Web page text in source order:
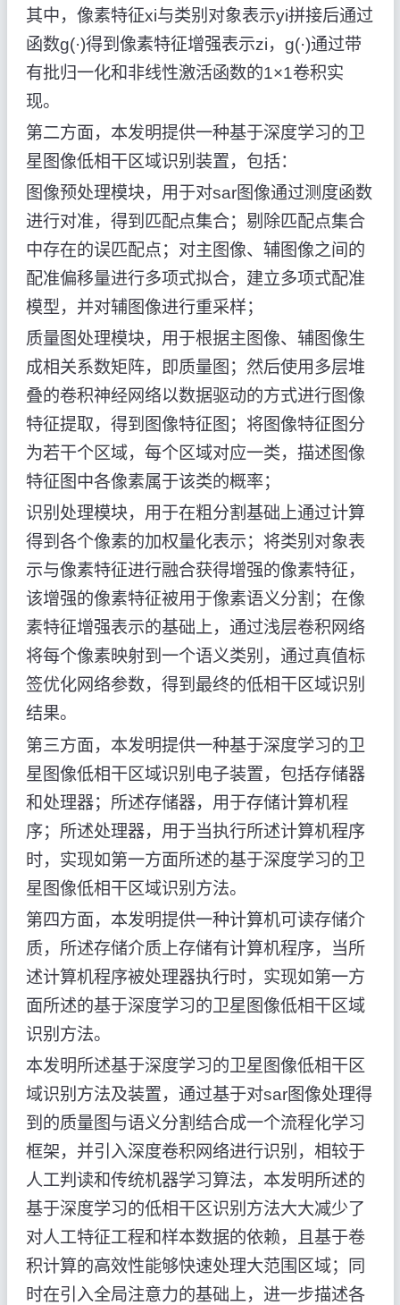
其中，像素特征xi与类别对象表示yi拼接后通过
函数g(·)得到像素特征增强表示zi，g(·)通过带
有批归一化和非线性激活函数的1×1卷积实
现。
第二方面，本发明提供一种基于深度学习的卫
星图像低相干区域识别装置，包括：
图像预处理模块，用于对sar图像通过测度函数
进行对准，得到匹配点集合；剔除匹配点集合
中存在的误匹配点；对主图像、辅图像之间的
配准偏移量进行多项式拟合，建立多项式配准
模型，并对辅图像进行重采样；
质量图处理模块，用于根据主图像、辅图像生
成相关系数矩阵，即质量图；然后使用多层堆
叠的卷积神经网络以数据驱动的方式进行图像
特征提取，得到图像特征图；将图像特征图分
为若干个区域，每个区域对应一类，描述图像
特征图中各像素属于该类的概率；
识别处理模块，用于在粗分割基础上通过计算
得到各个像素的加权量化表示；将类别对象表
示与像素特征进行融合获得增强的像素特征，
该增强的像素特征被用于像素语义分割；在像
素特征增强表示的基础上，通过浅层卷积网络
将每个像素映射到一个语义类别，通过真值标
签优化网络参数，得到最终的低相干区域识别
结果。
第三方面，本发明提供一种基于深度学习的卫
星图像低相干区域识别电子装置，包括存储器
和处理器；所述存储器，用于存储计算机程
序；所述处理器，用于当执行所述计算机程序
时，实现如第一方面所述的基于深度学习的卫
星图像低相干区域识别方法。
第四方面，本发明提供一种计算机可读存储介
质，所述存储介质上存储有计算机程序，当所
述计算机程序被处理器执行时，实现如第一方
面所述的基于深度学习的卫星图像低相干区域
识别方法。
本发明所述基于深度学习的卫星图像低相干区
域识别方法及装置，通过基于对sar图像处理得
到的质量图与语义分割结合成一个流程化学习
框架，并引入深度卷积网络进行识别，相较于
人工判读和传统机器学习算法，本发明所述的
基于深度学习的低相干区识别方法大大减少了
对人工特征工程和样本数据的依赖，且基于卷
积计算的高效性能够快速处理大范围区域；同
时在引入全局注意力的基础上，进一步描述各